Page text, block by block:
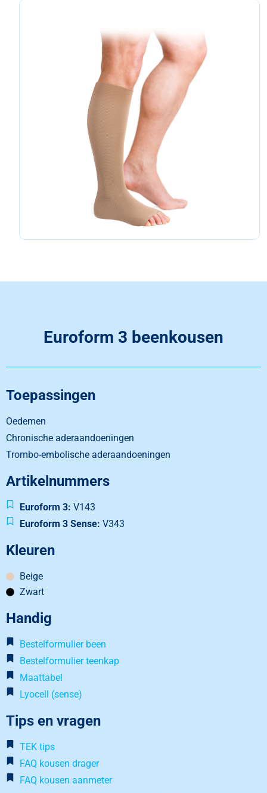
Euroform 3 beenkousen
Toepassingen
Oedemen
Chronische aderaandoeningen
Trombo-embolische aderaandoeningen
Artikelnummers
Euroform 3: V143
Euroform 3 Sense: V343
Kleuren
Beige
Zwart
Handig
Bestelformulier been
Bestelformulier teenkap
Maattabel
Lyocell (sense)
Tips en vragen
TEK tips
FAQ kousen drager
FAQ kousen aanmeter